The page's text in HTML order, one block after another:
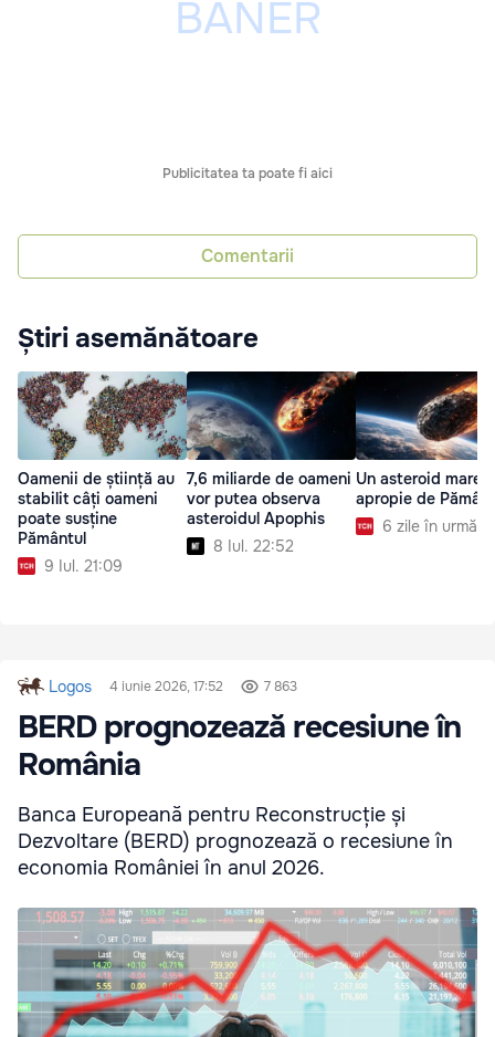
Publicitatea ta poate fi aici
Comentarii
Știri asemănătoare
Oamenii de știință au
stabilit câți oameni
poate susține
Pământul
9 Iul. 21:09
7,6 miliarde de oameni
vor putea observa
asteroidul Apophis
8 Iul. 22:52
Un asteroid mare
apropie de Pământ
6 zile în urmă
Logos 4 iunie 2026, 17:52 7 863
BERD prognozează recesiune în
România
Banca Europeană pentru Reconstrucție și
Dezvoltare (BERD) prognozează o recesiune în
economia României în anul 2026.